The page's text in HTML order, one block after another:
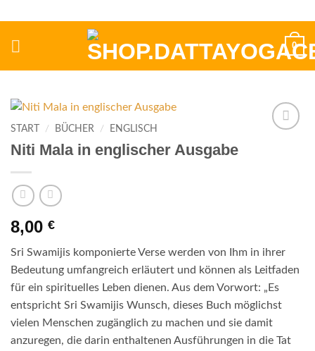
springen
0
START / BÜCHER / ENGLISCH
Niti Mala in englischer Ausgabe
8,00 €
Sri Swamijis komponierte Verse werden von Ihm in ihrer
Bedeutung umfangreich erläutert und können als Leitfaden
für ein spirituelles Leben dienen. Aus dem Vorwort: „Es
entspricht Sri Swamijis Wunsch, dieses Buch möglichst
vielen Menschen zugänglich zu machen und sie damit
anzuregen, die darin enthaltenen Ausführungen in die Tat